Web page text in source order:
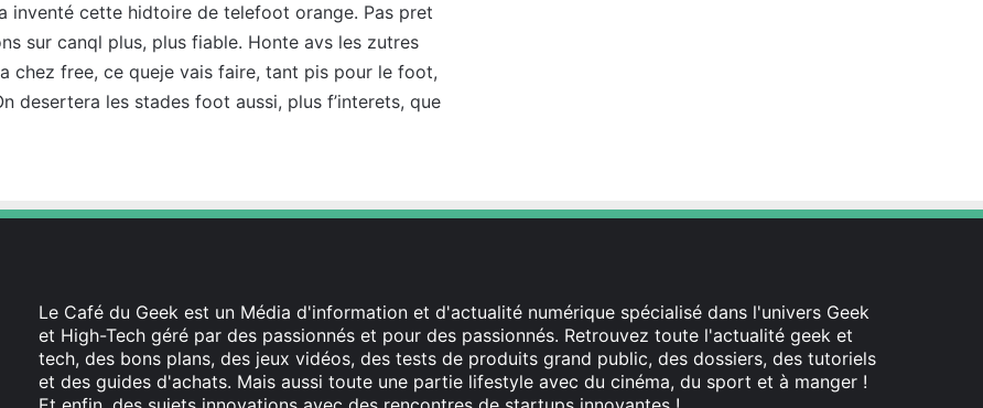
inventé cette hidtoire de telefoot orange. Pas pret
sur canql plus, plus fiable. Honte avs les zutres
chez free, ce queje vais faire, tant pis pour le foot,
desertera les stades foot aussi, plus f’interets, que
Le Café du Geek est un Média d'information et d'actualité numérique spécialisé dans l'univers Geek
et High-Tech géré par des passionnés et pour des passionnés. Retrouvez toute l'actualité geek et
tech, des bons plans, des jeux vidéos, des tests de produits grand public, des dossiers, des tutoriels
et des guides d'achats. Mais aussi toute une partie lifestyle avec du cinéma, du sport et à manger !